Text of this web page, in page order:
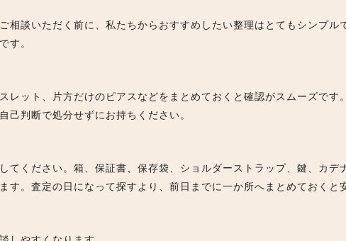
相談いただく前に、私たちからおすすめしたい整理はとてもシンプル
す。
レット、片方だけのピアスなどをまとめておくと確認がスムーズです
己判断で処分せずにお持ちください。
てください。箱、保証書、保存袋、ショルダーストラップ、鍵、カデ
す。査定の日になって探すより、前日までに一か所へまとめておくと